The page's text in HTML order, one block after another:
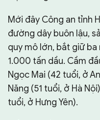
Mới đây Công an tỉnh
đường dây buôn lậu,
quy mô lớn, bắt giữ
1.000 tấn dầu. Cầm
Ngọc Mai (42 tuổi, ở
Năng (51 tuổi, ở Hà
tuổi, ở Hưng Yên).